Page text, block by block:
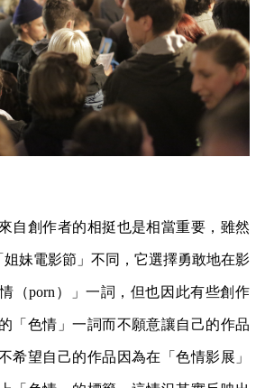
自創作者的相挺也是相當重要，雖然
姐妹電影節」不同，它選擇勇敢地在影
（porn）」一詞，但也因此有些創作
「色情」一詞而不願意讓自己的作品
希望自己的作品因為在「色情影展」